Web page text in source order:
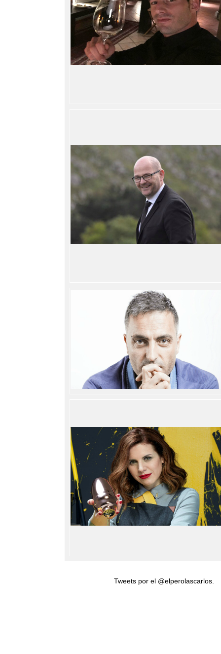
Tweets por el @elperolascarlos.